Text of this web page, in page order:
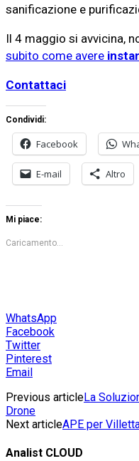
sanificazione e
Il 4 maggio si avvicina,
subito come avere
Contattaci
Condividi:
Facebook
E-mail Altro
Mi piace:
Caricamento...
WhatsApp
Facebook
Twitter
Pinterest
Email
Previous articleLa
Drone
Next articleAPE per
Analist CLOUD